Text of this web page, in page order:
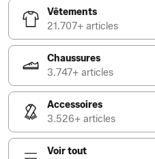
Vêtements
21.707+ articles
Chaussures
3.747+ articles
Accessoires
3.526+ articles
Voir tout